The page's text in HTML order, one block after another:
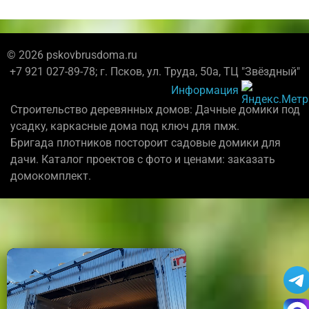
© 2026 pskovbrusdoma.ru
+7 921 027-89-78; г. Псков, ул. Труда, 50а, ТЦ "Звёздный"
Информация
Строительство деревянных домов: Дачные домики под
усадку, каркасные дома под ключ для пмж.
Бригада плотников постороит садовые домики для
дачи. Каталог проектов с фото и ценами: заказать
домокомплект.